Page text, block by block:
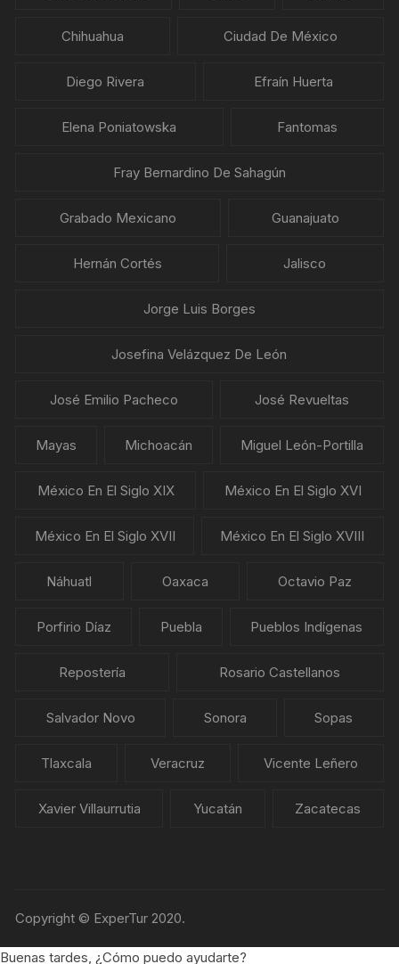
Chihuahua Ciudad De México
Diego Rivera Efraín Huerta
Elena Poniatowska Fantomas
Fray Bernardino De Sahagún
Grabado Mexicano Guanajuato
Hernán Cortés Jalisco
Jorge Luis Borges
Josefina Velázquez De León
José Emilio Pacheco José Revueltas
Mayas Michoacán Miguel León-Portilla
México En El Siglo XIX México En El Siglo XVI
México En El Siglo XVII México En El Siglo XVIII
Náhuatl Oaxaca Octavio Paz
Porfirio Díaz Puebla Pueblos Indígenas
Repostería Rosario Castellanos
Salvador Novo Sonora Sopas
Tlaxcala Veracruz Vicente Leñero
Xavier Villaurrutia Yucatán Zacatecas
Copyright © ExperTur 2020.
Buenas tardes, ¿Cómo puedo ayudarte?